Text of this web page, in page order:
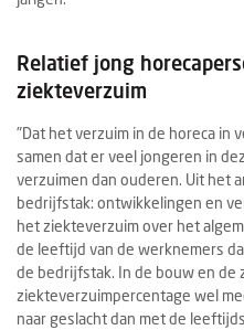
Relatief jong
ziekteverzuim
"Dat het verzuim in de horeca in
samen dat er veel jongeren in
verzuimen dan ouderen. Uit het
bedrijfstak: ontwikkelingen en
het ziekteverzuim over het
de leeftijd van de werknemers
de bedrijfstak. In de bouw en de
ziekteverzuimpercentage wel
naar geslacht dan met de